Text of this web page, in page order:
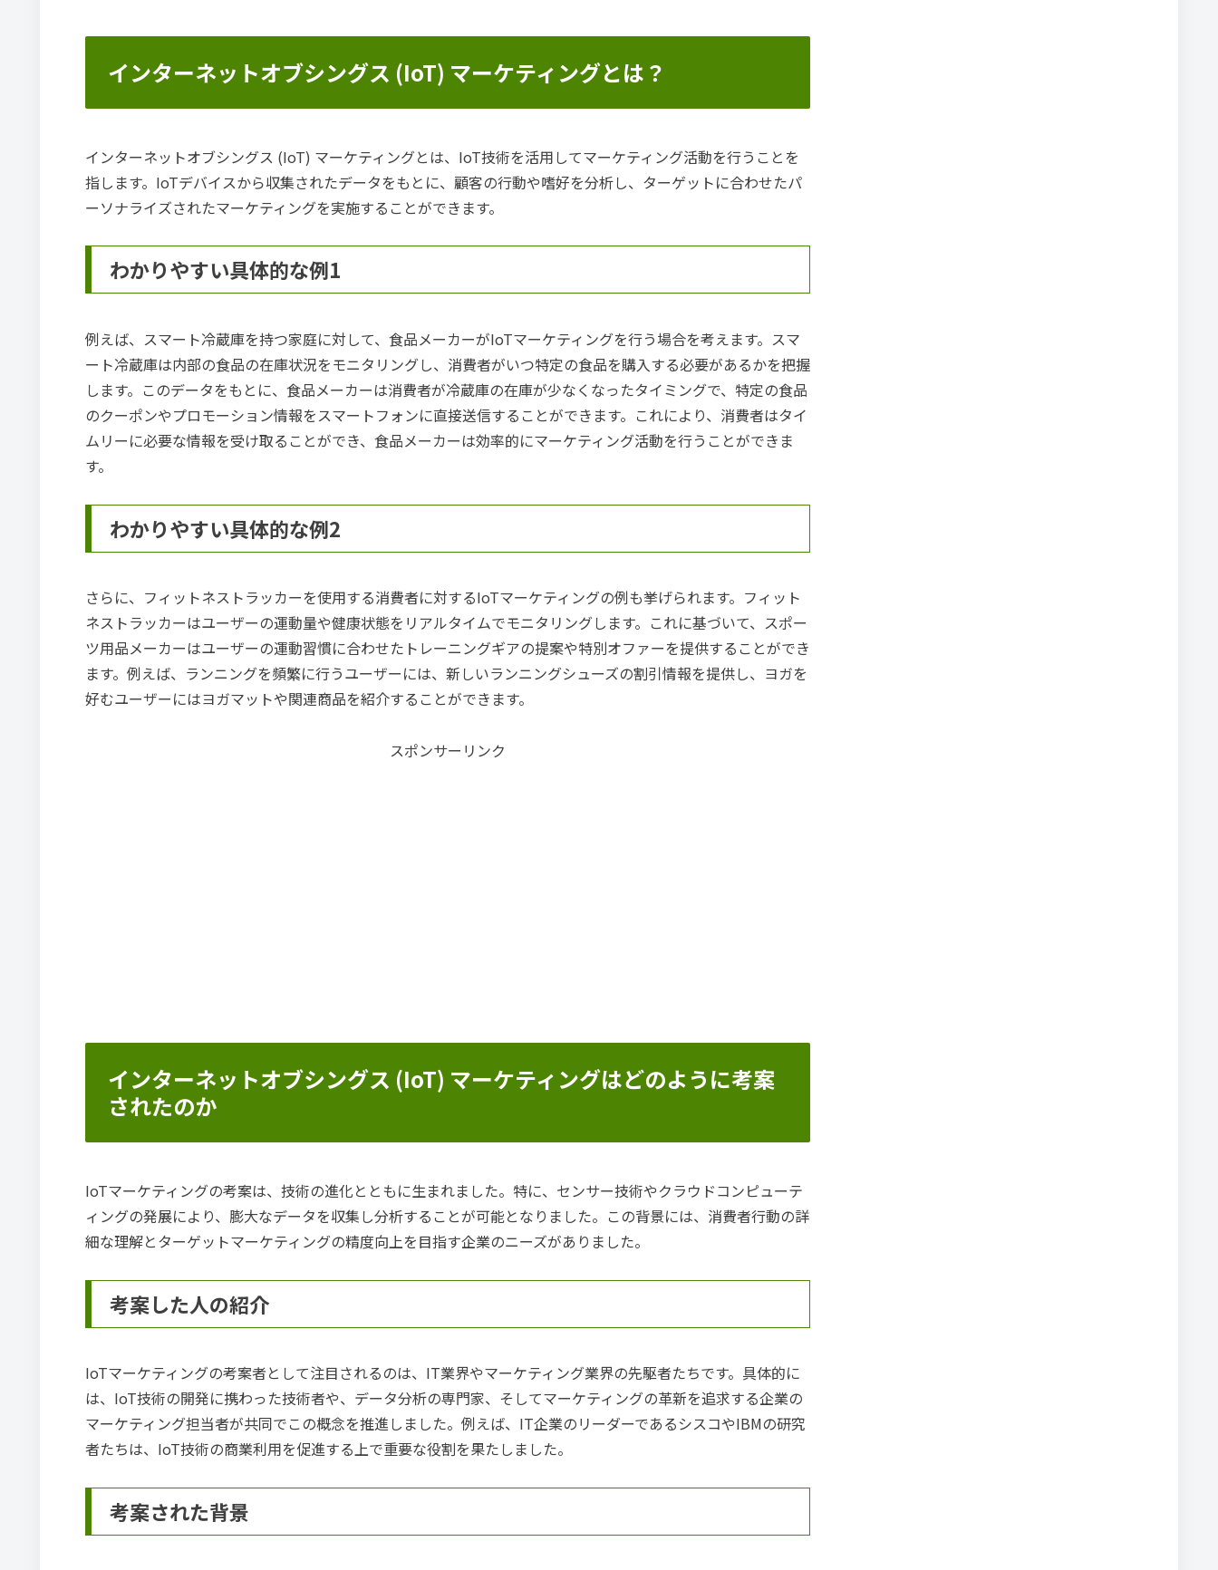
インターネットオブシングス (IoT) マーケティングとは？
インターネットオブシングス (IoT) マーケティングとは、IoT技術を活用してマーケティング活動を行うことを
指します。IoTデバイスから収集されたデータをもとに、顧客の行動や嗜好を分析し、ターゲットに合わせたパ
ーソナライズされたマーケティングを実施することができます。
わかりやすい具体的な例1
例えば、スマート冷蔵庫を持つ家庭に対して、食品メーカーがIoTマーケティングを行う場合を考えます。スマ
ート冷蔵庫は内部の食品の在庫状況をモニタリングし、消費者がいつ特定の食品を購入する必要があるかを把握
します。このデータをもとに、食品メーカーは消費者が冷蔵庫の在庫が少なくなったタイミングで、特定の食品
のクーポンやプロモーション情報をスマートフォンに直接送信することができます。これにより、消費者はタイ
ムリーに必要な情報を受け取ることができ、食品メーカーは効率的にマーケティング活動を行うことができま
す。
わかりやすい具体的な例2
さらに、フィットネストラッカーを使用する消費者に対するIoTマーケティングの例も挙げられます。フィット
ネストラッカーはユーザーの運動量や健康状態をリアルタイムでモニタリングします。これに基づいて、スポー
ツ用品メーカーはユーザーの運動習慣に合わせたトレーニングギアの提案や特別オファーを提供することができ
ます。例えば、ランニングを頻繁に行うユーザーには、新しいランニングシューズの割引情報を提供し、ヨガを
好むユーザーにはヨガマットや関連商品を紹介することができます。
スポンサーリンク
インターネットオブシングス (IoT) マーケティングはどのように考案
されたのか
IoTマーケティングの考案は、技術の進化とともに生まれました。特に、センサー技術やクラウドコンピューテ
ィングの発展により、膨大なデータを収集し分析することが可能となりました。この背景には、消費者行動の詳
細な理解とターゲットマーケティングの精度向上を目指す企業のニーズがありました。
考案した人の紹介
IoTマーケティングの考案者として注目されるのは、IT業界やマーケティング業界の先駆者たちです。具体的に
は、IoT技術の開発に携わった技術者や、データ分析の専門家、そしてマーケティングの革新を追求する企業の
マーケティング担当者が共同でこの概念を推進しました。例えば、IT企業のリーダーであるシスコやIBMの研究
者たちは、IoT技術の商業利用を促進する上で重要な役割を果たしました。
考案された背景